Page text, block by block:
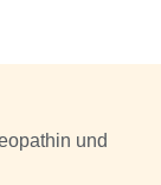
und